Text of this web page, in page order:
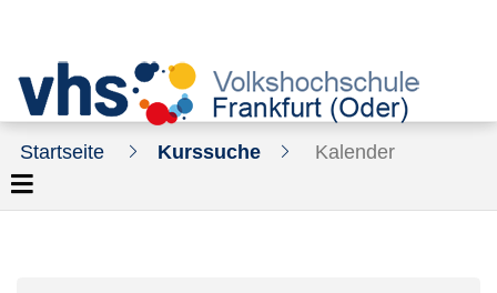
Startseite Kurssuche Kalender